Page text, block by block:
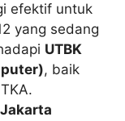
efektif untuk
yang sedang
UTBK
, baik